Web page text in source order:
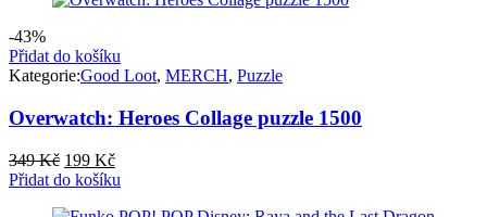
-43%
Přidat do košíku
Kategorie:Good Loot, MERCH, Puzzle
Overwatch: Heroes Collage puzzle 1500
349Kč Původní
cena
199 KčAktuální
cena
Přidat do košíku